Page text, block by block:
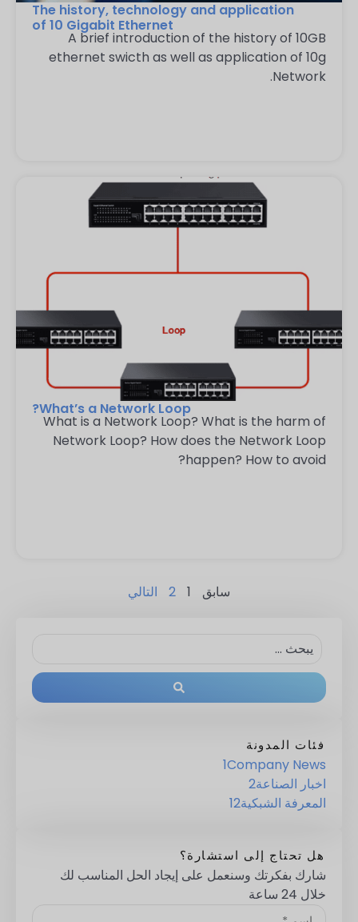
The history, technology and application
of 10 Gigabit Ethernet
A brief introduction of the history of 10GB
ethernet swicth as well as application of 10g
Network.
What’s a Network Loop?
What is a Network Loop? What is the harm of
Network Loop? How does the Network Loop
happen? How to avoid?
سابق 1
2 التالي
فئات المدونة
Company News
1
اخبار الصناعة2
المعرفة الشبكية12
هل تحتاج إلى استشارة؟
شارك بفكرتك وسنعمل على إيجاد الحل المناسب لك
خلال 24 ساعة